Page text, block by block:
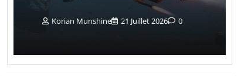
Korian Munshine 21 Juillet 2026 0